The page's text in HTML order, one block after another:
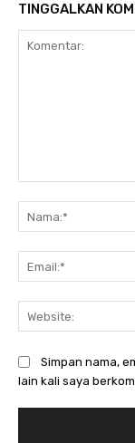
TINGGALKAN
Simpan nama,
lain kali saya